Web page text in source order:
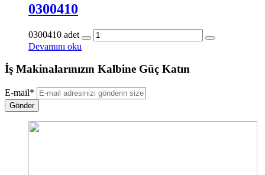
0300410
0300410 adet
Devamını oku
İş Makinalarınızın Kalbine Güç Katın
E-mail*
Gönder